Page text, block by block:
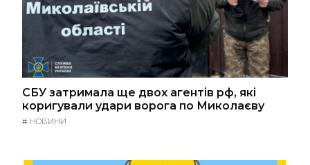
СБУ затримала ще двох агентів рф, які
коригували удари ворога по Миколаєву
# НОВИНИ